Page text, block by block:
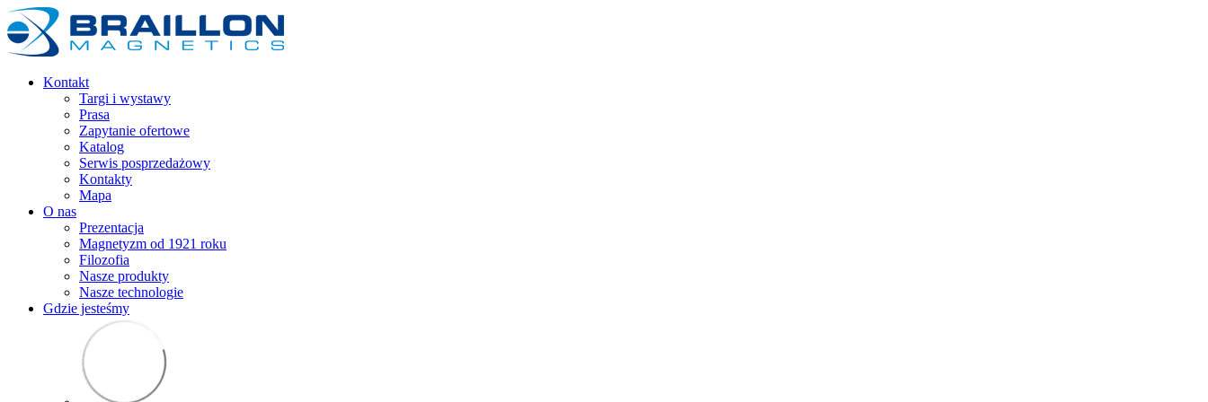
Kontakt
Targi i wystawy
Prasa
Zapytanie ofertowe
Katalog
Serwis posprzedażowy
Kontakty
Mapa
O nas
Prezentacja
Magnetyzm od 1921 roku
Filozofia
Nasze produkty
Nasze technologie
Gdzie jesteśmy